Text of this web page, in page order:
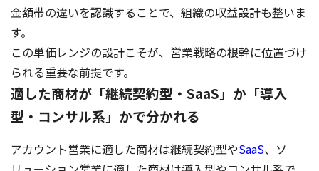
金額帯の違いを認識することで、組織の収益設計も整いま
す。
この単価レンジの設計こそが、営業戦略の根幹に位置づけ
られる重要な前提です。
適した商材が「継続契約型・SaaS」か「導入
型・コンサル系」かで分かれる
アカウント営業に適した商材は継続契約型やSaaS、ソ